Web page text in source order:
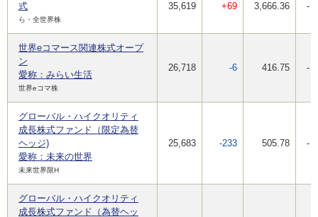
式
ら・全世界株
35,619 +69 3,666.36 -
世界eコマース関連株式オープ
ン
愛称：みらい生活
世界eコマ株
26,718 -6 416.75 -
グローバル・ハイクオリティ
成長株式ファンド（限定為替
ヘッジ)
愛称：未来の世界
未来世界限H
25,683 -233 505.78 -
グローバル・ハイクオリティ
成長株式ファンド（為替ヘッ